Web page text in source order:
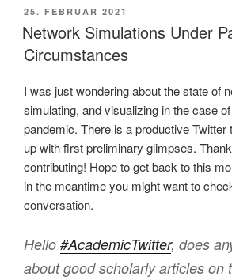
2021/22“
VERÖFFENTLICHT
AM
25. FEBRUAR 2021
Network Simulations Under
Circumstances
I was just wondering about the state of
simulating, and visualizing in the case
pandemic. There is a productive Twitter
up with first preliminary glimpses.
contributing! Hope to get back to this
in the meantime you might want to
conversation.
Hello #AcademicTwitter, does
about good scholarly articles on